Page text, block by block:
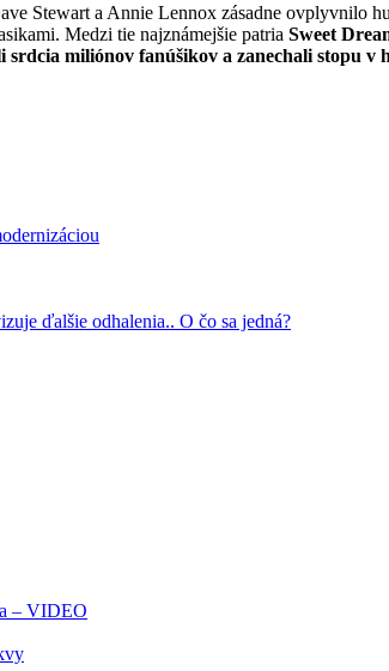
Stewart a Annie Lennox zásadne ovplyvnilo
Medzi tie najznámejšie patria Sweet
srdcia miliónov fanúšikov a zanechali stopu v
ďalšie odhalenia.. O čo sa jedná?
– VIDEO